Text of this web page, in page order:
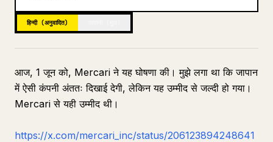
हिन्दी (अनुवादित)
आज, 1 जून को, Mercari ने यह घोषणा की। मुझे लगा था कि जापान
में ऐसी कंपनी अंततः दिखाई देगी, लेकिन यह उम्मीद से जल्दी हो गया।
Mercari से यही उम्मीद थी।
https://x.com/mercari_inc/status/206123894248641